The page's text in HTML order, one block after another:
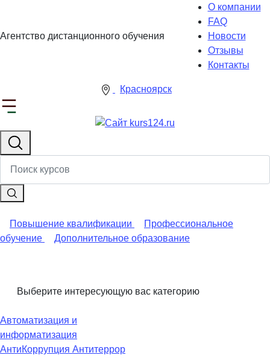
Агентство дистанционного обучения
О компании
FAQ
Новости
Отзывы
Контакты
Красноярск
Повышение квалификации
Профессиональное
обучение
Дополнительное образование
Выберите интересующую вас категорию
Автоматизация и
информатизация
АнтиКоррупция Антитеррор